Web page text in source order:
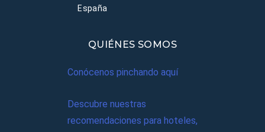
España
QUIÉNES SOMOS
Conócenos pinchando aquí
Descubre nuestras
recomendaciones para hoteles,